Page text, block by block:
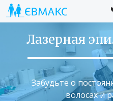
Лазерная
Забудьте о
волосах и